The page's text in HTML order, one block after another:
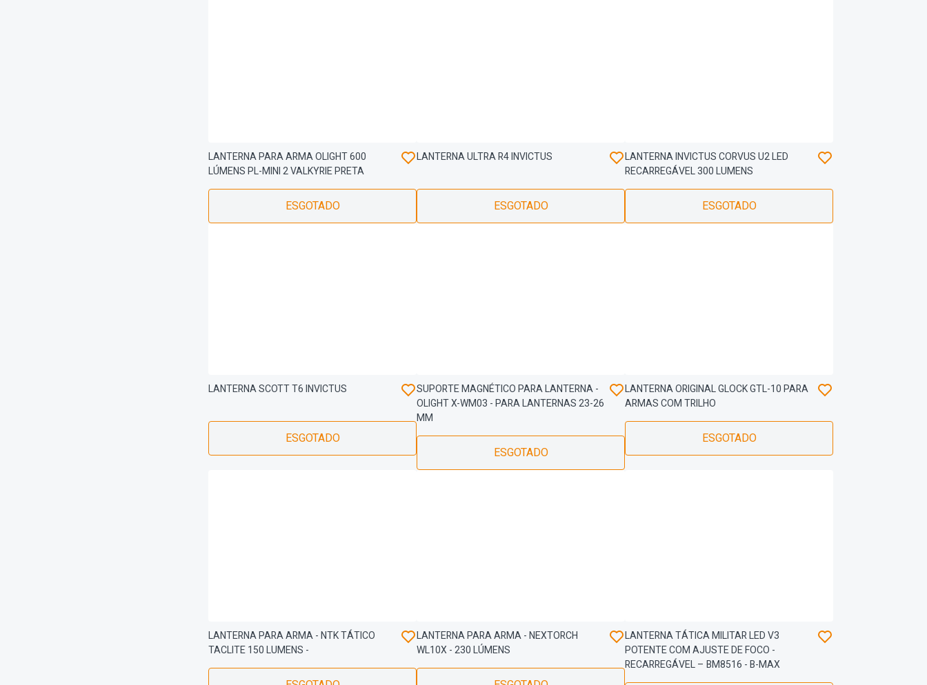
LANTERNA PARA ARMA OLIGHT 600
LÚMENS PL-MINI 2 VALKYRIE PRETA
ESGOTADO
LANTERNA ULTRA R4 INVICTUS
ESGOTADO
LANTERNA INVICTUS CORVUS U2 LED
RECARREGÁVEL 300 LUMENS
ESGOTADO
LANTERNA SCOTT T6 INVICTUS
ESGOTADO
SUPORTE MAGNÉTICO PARA LANTERNA -
OLIGHT X-WM03 - PARA LANTERNAS 23-26
MM
ESGOTADO
LANTERNA ORIGINAL GLOCK GTL-10 PARA
ARMAS COM TRILHO
ESGOTADO
LANTERNA PARA ARMA - NTK TÁTICO
TACLITE 150 LUMENS -
LANTERNA PARA ARMA - NEXTORCH
WL10X - 230 LÚMENS
LANTERNA TÁTICA MILITAR LED V3
POTENTE COM AJUSTE DE FOCO -
RECARREGÁVEL – BM8516 - B-MAX